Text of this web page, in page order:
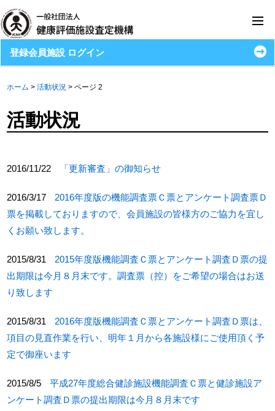
登録会員施設 ログイン
ホーム >活動状況 >ページ 2
活動状況
2016/11/22 「更新審査」の御知らせ
2016/3/17
2016年度版の機能調査票Ｃ票とアンケート調査票Ｄ
票を掲載しておりますので、会員施設の皆様方のご協力を宜し
くお願い致します。
2015/8/31
2015年度版機能調査Ｃ票とアンケート調査Ｄ票の提
出期限は今月８月末です。調査票（控）をご希望の場合はお送
り致します
2015/8/31
2016年度版機能調査Ｃ票とアンケート調査Ｄ票は、
項目の見直作業を行い、明年１月から各施設様にご使用頂く予
定で御座います
2015/8/5
平成27年度総合健診施設機能調査Ｃ票と健診施設ア
ンケート調査Ｄ票の提出期限は今月８月末です